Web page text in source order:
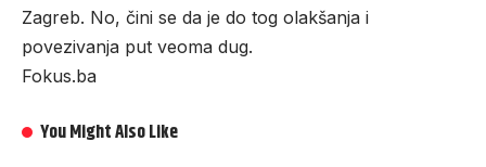
Zagreb. No, čini se da je do tog olakšanja i
povezivanja put veoma dug.
Fokus.ba
You Might Also Like